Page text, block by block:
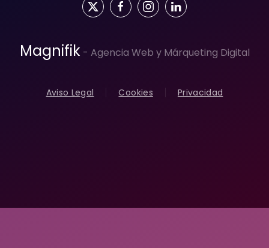
Magnifik - Agencia Web y Márqueting Digital
Aviso Legal Cookies Privacidad